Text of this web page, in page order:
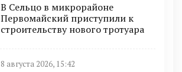
В Сельцо в микрорайоне
Первомайский приступили к
строительству нового тротуара
8 августа 2026, 15:42